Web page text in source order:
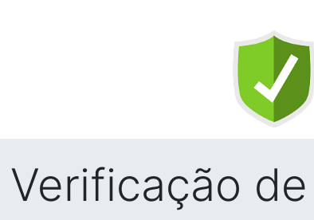
Verificação